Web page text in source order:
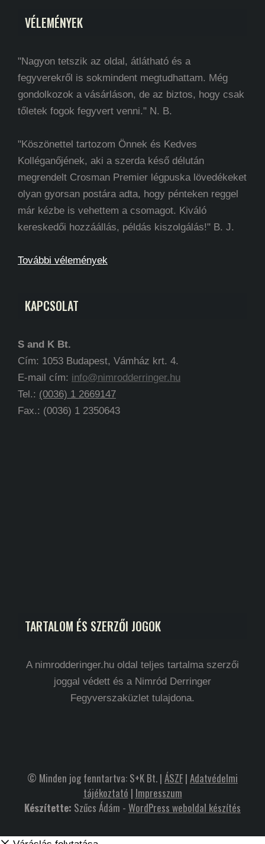
VÉLEMÉNYEK
"Nagyon tetszik az oldal, átlátható és a
fegyverekről is sokmindent megtudhattam. Még
gondolkozok a vásárláson, de az biztos, hogy csak
tőletek fogok fegyvert venni." N. B.
"Köszönettel tartozom Önnek és Kedves
Kolléganőjének, aki a szerda késő délután
megrendelt Crosman Premier légpuska lövedékeket
olyan gyorsan postára adta, hogy pénteken reggel
már kézbe is vehettem a csomagot. Kiváló
kereskedői hozzáállás, példás kiszolgálás!" B. J.
További vélemények
KAPCSOLAT
S and K Bt.
Cím: 1053 Budapest, Vámház krt. 4.
E-mail cím: info@nimrodderringer.hu
Tel.: (0036) 1 2669147
Fax.: (0036) 1 2350643
TARTALOM ÉS SZERZŐI JOGOK
A nimrodderinger.hu oldal teljes tartalma szerzői
joggal védett és a Nimród Derringer
Fegyverszaküzlet tulajdona.
© Minden jog fenntartva: S+K Bt. | ÁSZF| Adatvédelmi
tájékoztató | Impresszum
Készítette: Szűcs Ádám - WordPress weboldal készítés